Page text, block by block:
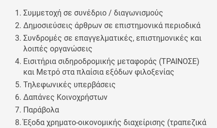
Συμμετοχή σε συνέδριο / διαγωνισμούς
Δημοσιεύσεις άρθρων σε επιστημονικά περιοδικά
Συνδρομές σε επαγγελματικές, επιστημονικές και
λοιπές οργανώσεις
Εισιτήρια σιδηροδρομικής μεταφοράς (ΤΡΑΙΝΟΣΕ)
και Μετρό στα πλαίσια εξόδων φιλοξενίας
Τηλεφωνικές υπερβάσεις
Δαπάνες Κοινοχρήστων
Παράβολα
Έξοδα χρηματο-οικονομικής διαχείρισης (τραπεζικά